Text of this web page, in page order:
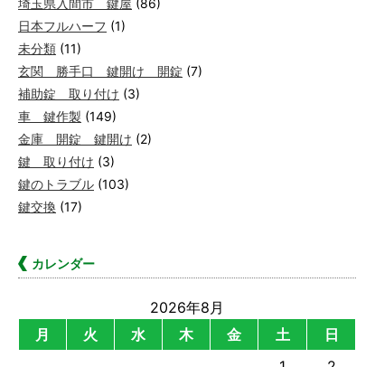
埼玉県入間市 鍵屋 (86)
日本フルハーフ (1)
未分類 (11)
玄関 勝手口 鍵開け 開錠 (7)
補助錠 取り付け (3)
車 鍵作製 (149)
金庫 開錠 鍵開け (2)
鍵 取り付け (3)
鍵のトラブル (103)
鍵交換 (17)
カレンダー
2026年8月
月
火 水 木 金 土
日